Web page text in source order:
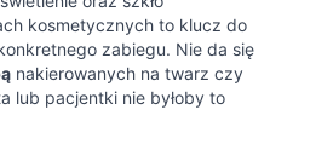
kosmetycznych to klucz do
zabiegu. Nie da się
nakierowanych na twarz czy
lub pacjentki nie byłoby to